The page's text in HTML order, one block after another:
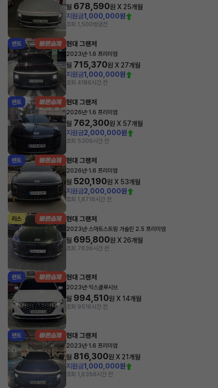
월 678,590원 X 25개월
지원금1,000,000원
조회 1,500방금전
렌트 현대 그랜저
2023년·1.6 프리미엄
월 715,370원 X 27개월
지원금1,000,000원
조회 4186시간 전
렌트 현대 그랜저
2026년·1.6 프리미엄
월 762,300원 X 57개월
지원금2,000,000원
조회 5306시간 전
렌트 현대 그랜저
2026년·1.6 프리미엄
월 520,190원 X 53개월
지원금2,000,000원
조회 1,871 6시간 전
리스 현대 그랜저
2023년·스마트스트림 가솔린 2.5 프리미엄
월 695,800원 X 26개월
조회 7636시간 전
렌트 현대 그랜저
2023년·익스클루시브
월 994,510원 X 14개월
조회 951 6시간 전
렌트 현대 그랜저
2023년·1.6 프리미엄
월 816,300원 X 21개월
지원금1,000,000원
조회 1,6356시간 전